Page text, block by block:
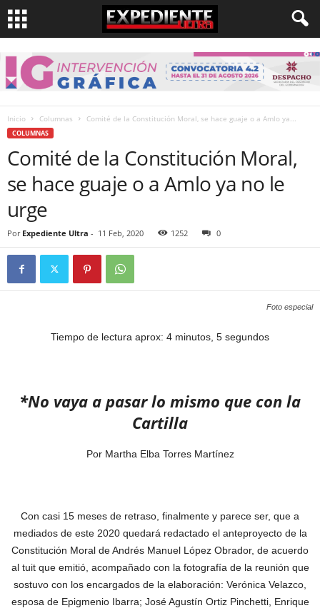
Inicio Columnas Comité de la Constitución Moral, se hace guaje o a Amlo ya...
COLUMNAS
Comité de la Constitución Moral,
se hace guaje o a Amlo ya no le
urge
Por Expediente Ultra - 11 Feb, 2020 1252 0
Foto especial
Tiempo de lectura aprox: 4 minutos, 5 segundos
*No vaya a pasar lo mismo que con la
Cartilla
Por Martha Elba Torres Martínez
Con casi 15 meses de retraso, finalmente y parece ser, que a
mediados de este 2020 quedará redactado el anteproyecto de la
Constitución Moral de Andrés Manuel López Obrador, de acuerdo
al tuit que emitió, acompañado con la fotografía de la reunión que
sostuvo con los encargados de la elaboración: Verónica Velazco,
esposa de Epigmenio Ibarra; José Agustín Ortiz Pinchetti, Enrique